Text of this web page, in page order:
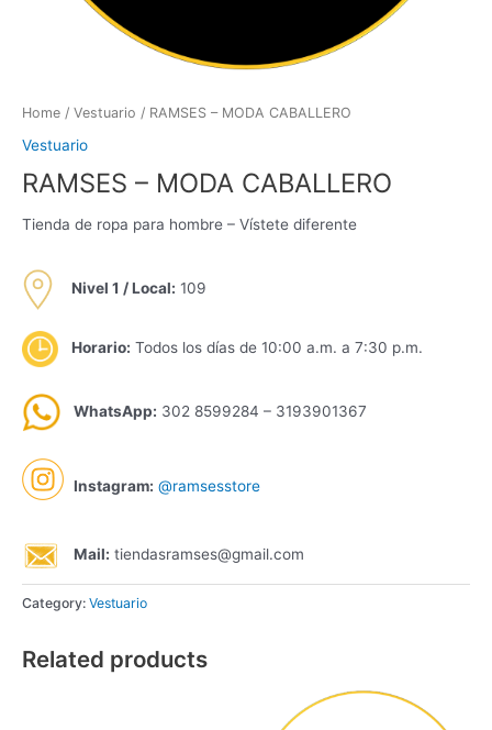
Home / Vestuario / RAMSES – MODA CABALLERO
Vestuario
RAMSES – MODA CABALLERO
Tienda de ropa para hombre – Vístete diferente
Nivel 1 /Local: 109
Horario: Todos los días de 10:00 a.m. a 7:30 p.m.
WhatsApp: 302 8599284 – 3193901367
Instagram: @ramsesstore
Mail: tiendasramses@gmail.com
Category: Vestuario
Related products